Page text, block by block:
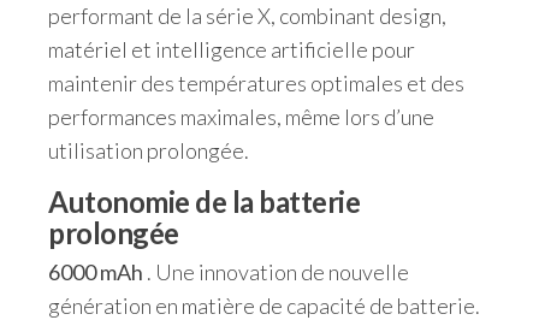
performant de la série X, combinant design,
matériel et intelligence artificielle pour
maintenir des températures optimales et des
performances maximales, même lors d’une
utilisation prolongée.
Autonomie de la batterie
prolongée
6000 mAh . Une innovation de nouvelle
génération en matière de capacité de batterie.